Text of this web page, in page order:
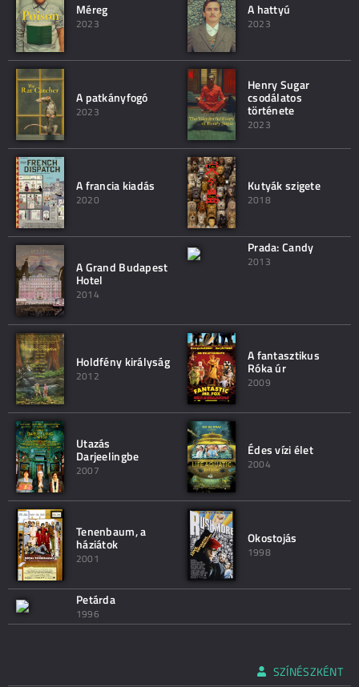
Méreg
2023
A hattyú
2023
A patkányfogó
2023
Henry Sugar
csodálatos
története
2023
A francia kiadás
2020
Kutyák szigete
2018
A Grand Budapest
Hotel
2014
Prada: Candy
2013
Holdfény királyság
2012
A fantasztikus
Róka úr
2009
Utazás
Darjeelingbe
2007
Édes vízi élet
2004
Tenenbaum, a
háziátok
2001
Okostojás
1998
Petárda
1996
SZÍNÉSZKÉNT